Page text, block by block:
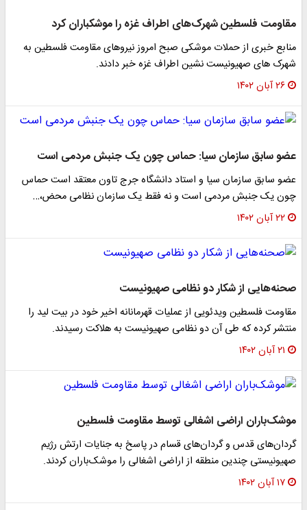
مقاومت فلسطین شهرک‌های اطراف غزه را موشکباران کرد
منابع خبری از حملات موشکی صبح امروز نیروهای مقاومت فلسطین به
شهرک های صهیونیست نشین اطراف غزه خبر دادند.
۲۶ آبان ۱۴۰۲
عضو سابق سازمان سیا: حماس چون یک جنبش مردمی است
عضو سابق سازمان سیا و استاد دانشگاه جرج تاون معتقد است حماس
چون یک جنبش مردمی است و نه فقط یک سازمان نظامی محض،…
۲۲ آبان ۱۴۰۲
صحنه‌هایی از شکار دو نظامی صهیونیست
مقاومت فلسطین ویدئویی از عملیات قهرمانانه اخیر خود در بیت لید را
منتشر کرده که طی آن دو نظامی صهیونیست به هلاکت رسیدند.
۲۱ آبان ۱۴۰۲
موشک‌باران اراضی اشغالی توسط مقاومت فلسطین
گردان‌های قدس و گردان‌های قسام در پاسخ به جنایات ارتش رژیم
صهیونیستی چندین منطقه از اراضی اشغالی را موشک‌باران کردند.
۱۷ آبان ۱۴۰۲